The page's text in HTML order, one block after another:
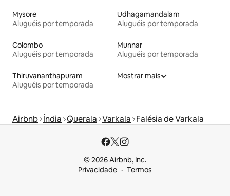
Mysore
Aluguéis por temporada
Udhagamandalam
Aluguéis por temporada
Colombo
Aluguéis por temporada
Munnar
Aluguéis por temporada
Thiruvananthapuram
Aluguéis por temporada
Mostrar mais
Airbnb Índia Querala Varkala Falésia de Varkala
© 2026 Airbnb, Inc.
Privacidade
Termos